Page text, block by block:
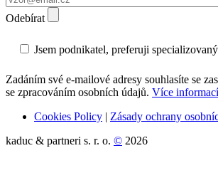
Odebírat
Jsem podnikatel, preferuji
Zadáním své e-mailové adresy souhlasíte se
se zpracováním osobních údajů. Více informací
Cookies Policy | Zásady ochrany
kaduc & partneri s. r. o. © 2026